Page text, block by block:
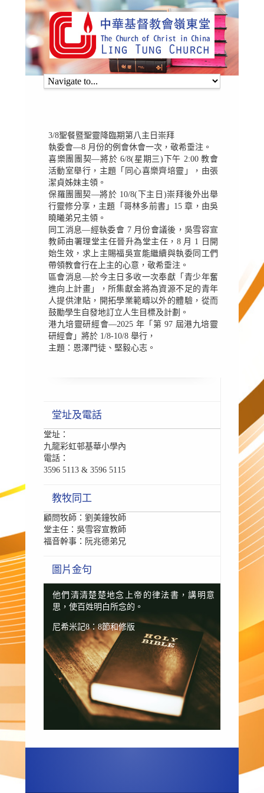
3/8聖餐暨聖靈降臨期第八主日崇拜
執委會—8 月份的例會休會一次，敬希垂注。
喜樂團團契—將於 6/8(星期三)下午 2:00 教會
活動室舉行，主題「同心喜樂齊培靈」，由張
潔貞姊妹主領。
保羅團團契—將於 10/8(下主日)崇拜後外出舉
行靈修分享，主題「哥林多前書」15 章，由吳
曉曦弟兄主領。
同工消息—經執委會 7 月份會議後，吳雪容宣
教師由署理堂主任晉升為堂主任，8 月 1 日開
始生效，求上主賜福吳宣能繼續與執委同工們
帶領教會行在上主的心意，敬希垂注。
區會消息—於今主日多收一次奉獻「青少年奮
進向上計畫」，所集獻金將為資源不足的青年
人提供津貼，開拓學業範疇以外的體驗，從而
鼓勵學生自發地訂立人生目標及計劃。
港九培靈研經會—2025 年「第 97 屆港九培靈
研經會」將於 1/8-10/8 舉行，
主題：恩澤門徒、堅毅心志。
堂址及電話
堂址：
九龍彩虹邨基華小學內
電話：
3596 5113 & 3596 5115
教牧同工
顧問牧師：劉美鐘牧師
堂主任：吳雪容宣教師
福音幹事：阮兆德弟兄
圖片金句
他們清清楚楚地念上帝的律法書，講明意
思，使百姓明白所念的。
尼希米記8：8節和修版